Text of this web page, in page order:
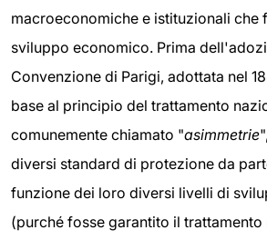
macroeconomiche e istituzionali che
sviluppo economico. Prima
Convenzione di Parigi, adottata nel
base al principio del trattamento
comunemente chiamato "asimmetrie
diversi standard di protezione da
funzione dei loro diversi livelli di
(purché fosse garantito il